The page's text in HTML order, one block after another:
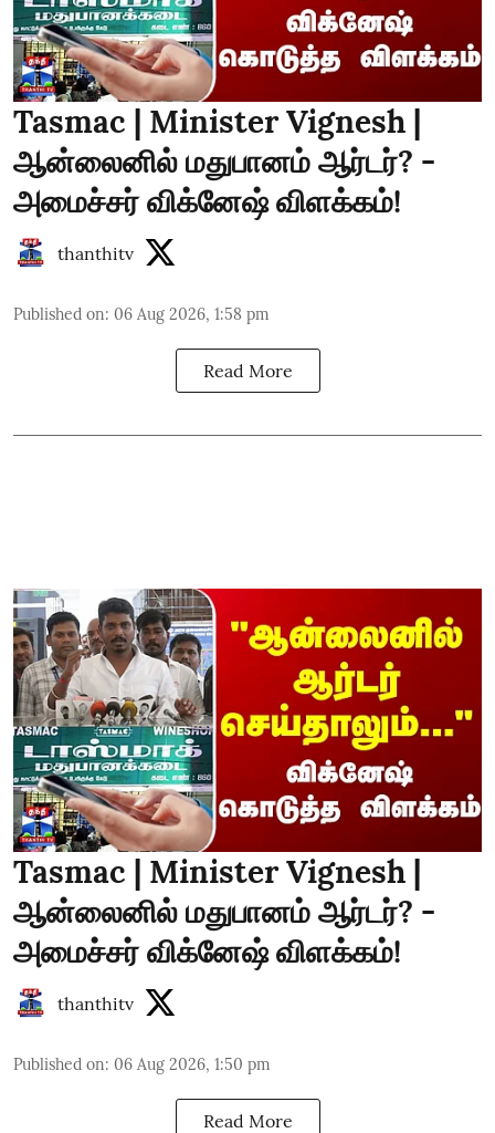
Tasmac | Minister Vignesh |
ஆன்லைனில் மதுபானம் ஆர்டர்? -
அமைச்சர் விக்னேஷ் விளக்கம்!
thanthitv
Published on: 06 Aug 2026, 1:58 pm
Read More
Tasmac | Minister Vignesh |
ஆன்லைனில் மதுபானம் ஆர்டர்? -
அமைச்சர் விக்னேஷ் விளக்கம்!
thanthitv
Published on: 06 Aug 2026, 1:50 pm
Read More